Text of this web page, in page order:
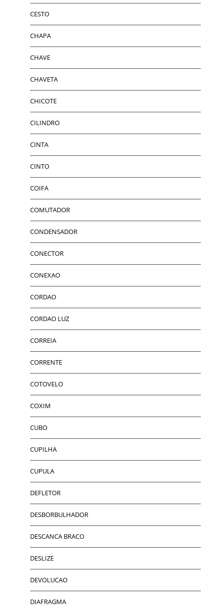
CESTO
CHAPA
CHAVE
CHAVETA
CHICOTE
CILINDRO
CINTA
CINTO
COIFA
COMUTADOR
CONDENSADOR
CONECTOR
CONEXAO
CORDAO
CORDAO LUZ
CORREIA
CORRENTE
COTOVELO
COXIM
CUBO
CUPILHA
CUPULA
DEFLETOR
DESBORBULHADOR
DESCANCA BRACO
DESLIZE
DEVOLUCAO
DIAFRAGMA